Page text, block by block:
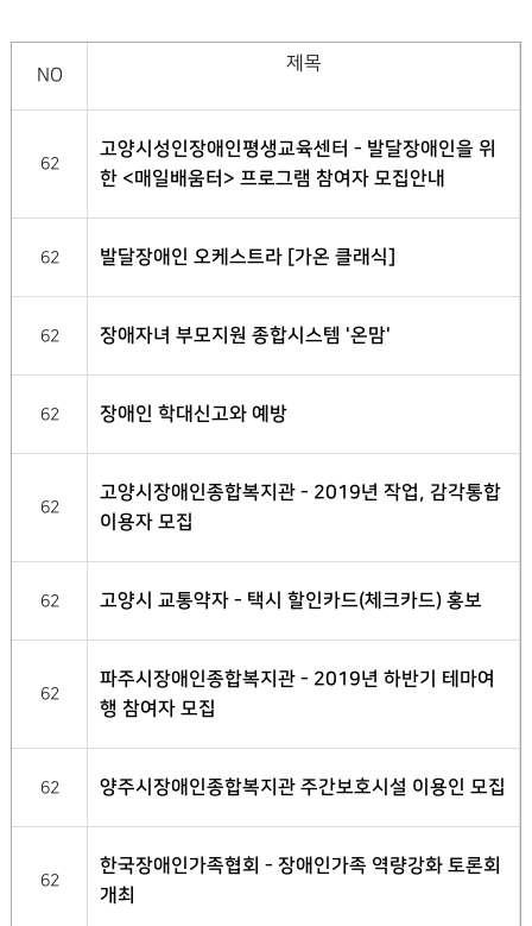
NO
제목
62
고양시성인장애인평생교육센터 - 발달장애인을 위
한 <매일배움터> 프로그램 참여자 모집안내
62 발달장애인 오케스트라 [가온 클래식]
62 장애자녀 부모지원 종합시스템 '온맘'
62 장애인 학대신고와 예방
62
고양시장애인종합복지관 - 2019년 작업, 감각통합
이용자 모집
62 고양시 교통약자 - 택시 할인카드(체크카드) 홍보
62
파주시장애인종합복지관 - 2019년 하반기 테마여
행 참여자 모집
62 양주시장애인종합복지관 주간보호시설 이용인 모집
62
한국장애인가족협회 - 장애인가족 역량강화 토론회
개최